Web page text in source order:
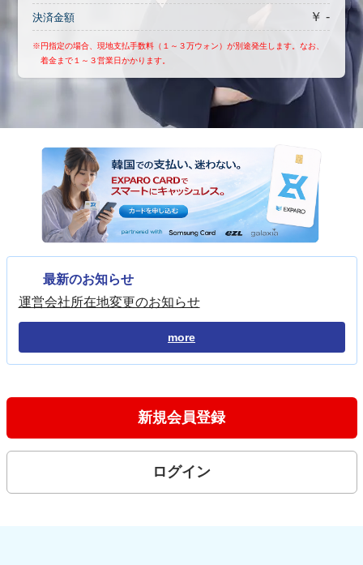
決済金額 ￥ -
※円指定の場合、現地支払手数料（１～３万ウォン）が別途発生します。なお、
着金まで１～３営業日かかります。
最新のお知らせ
運営会社所在地変更のお知らせ
more
新規会員登録
ログイン